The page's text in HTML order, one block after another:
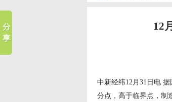
12
中新经纬12月31日电
分点，高于临界点，制